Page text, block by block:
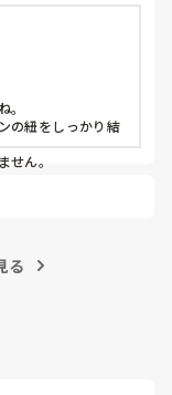
に置いてますの
ります。例え
か？
後ろの迎えに行く
ない素材しかない
です。
の紐をしっかり結
ん。
る